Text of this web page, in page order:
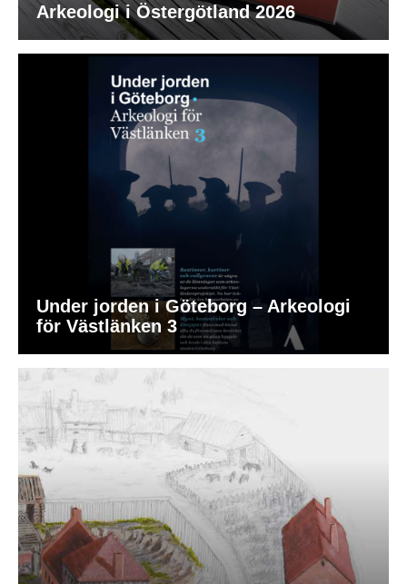
Arkeologi i Östergötland 2026
Under jorden i Göteborg – Arkeologi
för Västlänken 3